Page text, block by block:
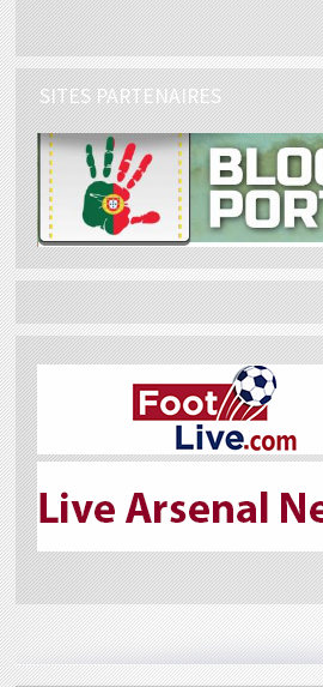
SITES PARTENAIRES